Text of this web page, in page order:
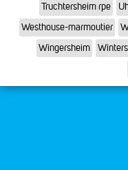
Truchtersheim rpe
Westhouse-marmoutier
Wingersheim